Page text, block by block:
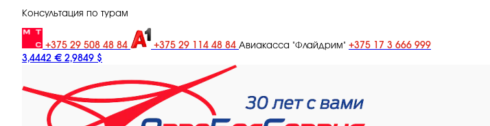
Консультация по турам
+375 29 508 48 84 +375 29 114 48 84 Авиакасса "Флайдрим" +375 17 3 666 999
3,4442 € 2,9849 $